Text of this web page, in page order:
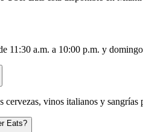
11:30 a.m. a 10:00 p.m. y
cervezas, vinos italianos y
Eats?